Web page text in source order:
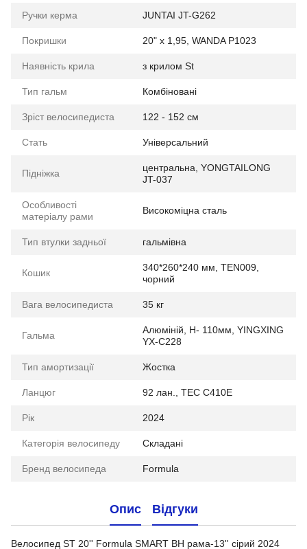
Ручки керма JUNTAI JT-G262
Покришки 20" x 1,95, WANDA P1023
Наявність крила з крилом St
Тип гальм Комбіновані
Зріст велосипедиста 122 - 152 см
Стать Універсальний
Підніжка
центральна, YONGTAILONG
JT-037
Особливості
матеріалу рами
Високоміцна сталь
Тип втулки задньої гальмівна
Кошик
340*260*240 мм, TEN009,
чорний
Вага велосипедиста 35 кг
Гальма
Алюмiнiй, H- 110мм, YINGXING
YX-C228
Тип амортизації Жостка
Ланцюг 92 лан., TEC C410E
Рік 2024
Категорія велосипеду Складані
Бренд велосипеда Formula
Опис Відгуки
Велосипед ST 20'' Formula SMART BH рама-13'' сірий 2024